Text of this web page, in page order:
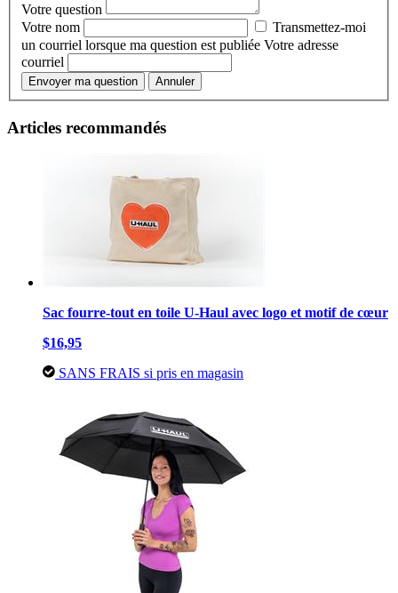
Votre question
Votre nom
Transmettez-moi
un courriel lorsque ma question est publiée Votre adresse
courriel
Envoyer ma question Annuler
Articles recommandés
Sac fourre-tout en toile U-Haul avec logo et motif de cœur
$16,95
SANS FRAIS si pris en magasin